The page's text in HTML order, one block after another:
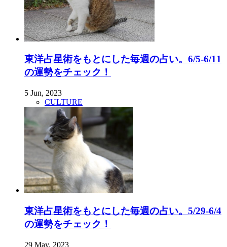
東洋占星術をもとにした毎週の占い。6/5-6/11
の運勢をチェック！
5 Jun, 2023
CULTURE
東洋占星術をもとにした毎週の占い。5/29-6/4
の運勢をチェック！
29 May, 2023